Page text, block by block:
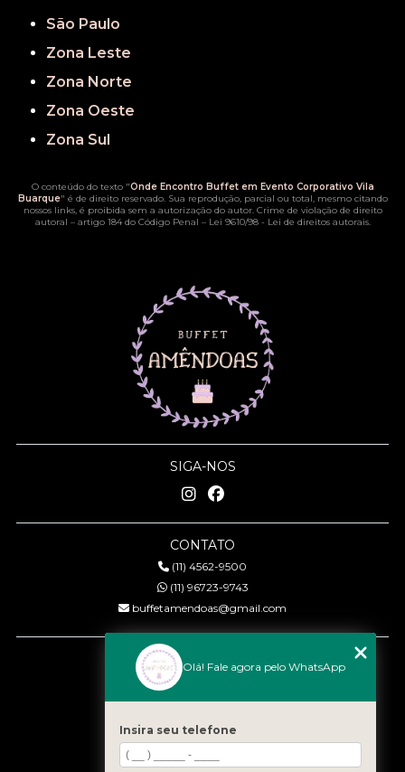
São Paulo
Zona Leste
Zona Norte
Zona Oeste
Zona Sul
O conteúdo do texto "Onde Encontro Buffet em Evento Corporativo Vila
Buarque" é de direito reservado. Sua reprodução, parcial ou total, mesmo citando
nossos links, é proibida sem a autorização do autor. Crime de violação de direito
autoral – artigo 184 do Código Penal – Lei 9610/98 - Lei de direitos autorais.
SIGA-NOS
CONTATO
(11) 4562-9500
(11) 96723-9743
buffetamendoas@gmail.com
MENU
Quem somos
Serviços
Eventos
Olá! Fale agora pelo WhatsApp
Insira seu telefone